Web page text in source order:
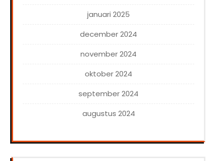
januari 2025
december 2024
november 2024
oktober 2024
september 2024
augustus 2024